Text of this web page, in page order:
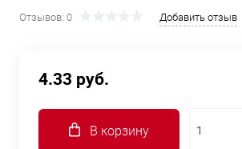
Отзывов: 0 Добавить отзыв
4.33 руб.
В корзину